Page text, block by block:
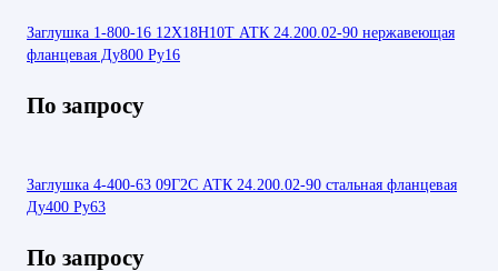
Заглушка 1-800-16 12Х18Н10Т АТК 24.200.02-90 нержавеющая
фланцевая Ду800 Ру16
По запросу
Заглушка 4-400-63 09Г2С АТК 24.200.02-90 стальная фланцевая
Ду400 Ру63
По запросу